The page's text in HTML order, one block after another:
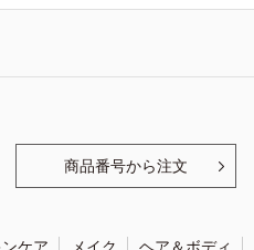
商品番号から注文